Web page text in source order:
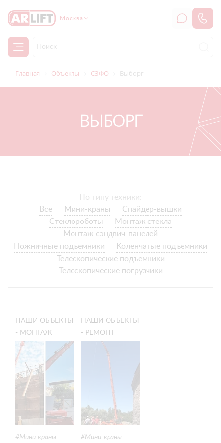
Москва
Главная Объекты СЗФО Выборг
ВЫБОРГ
По типу техники:
Все
Мини-краны
Спайдер-вышки
Стеклороботы
Монтаж стекла
Монтаж сэндвич-панелей
Ножничные подъемники
Коленчатые подъемники
Телескопические подъемники
Телескопические погрузчики
НАШИ ОБЪЕКТЫ
- МОНТАЖ
МЕТАЛЛОКОНСТРУКЦИЙ
В ВЫБОРГЕ
Мини-краны
НАШИ ОБЪЕКТЫ
- РЕМОНТ
КРЫШИ В
ИСТОРИЧЕСКОМ
Мини-краны